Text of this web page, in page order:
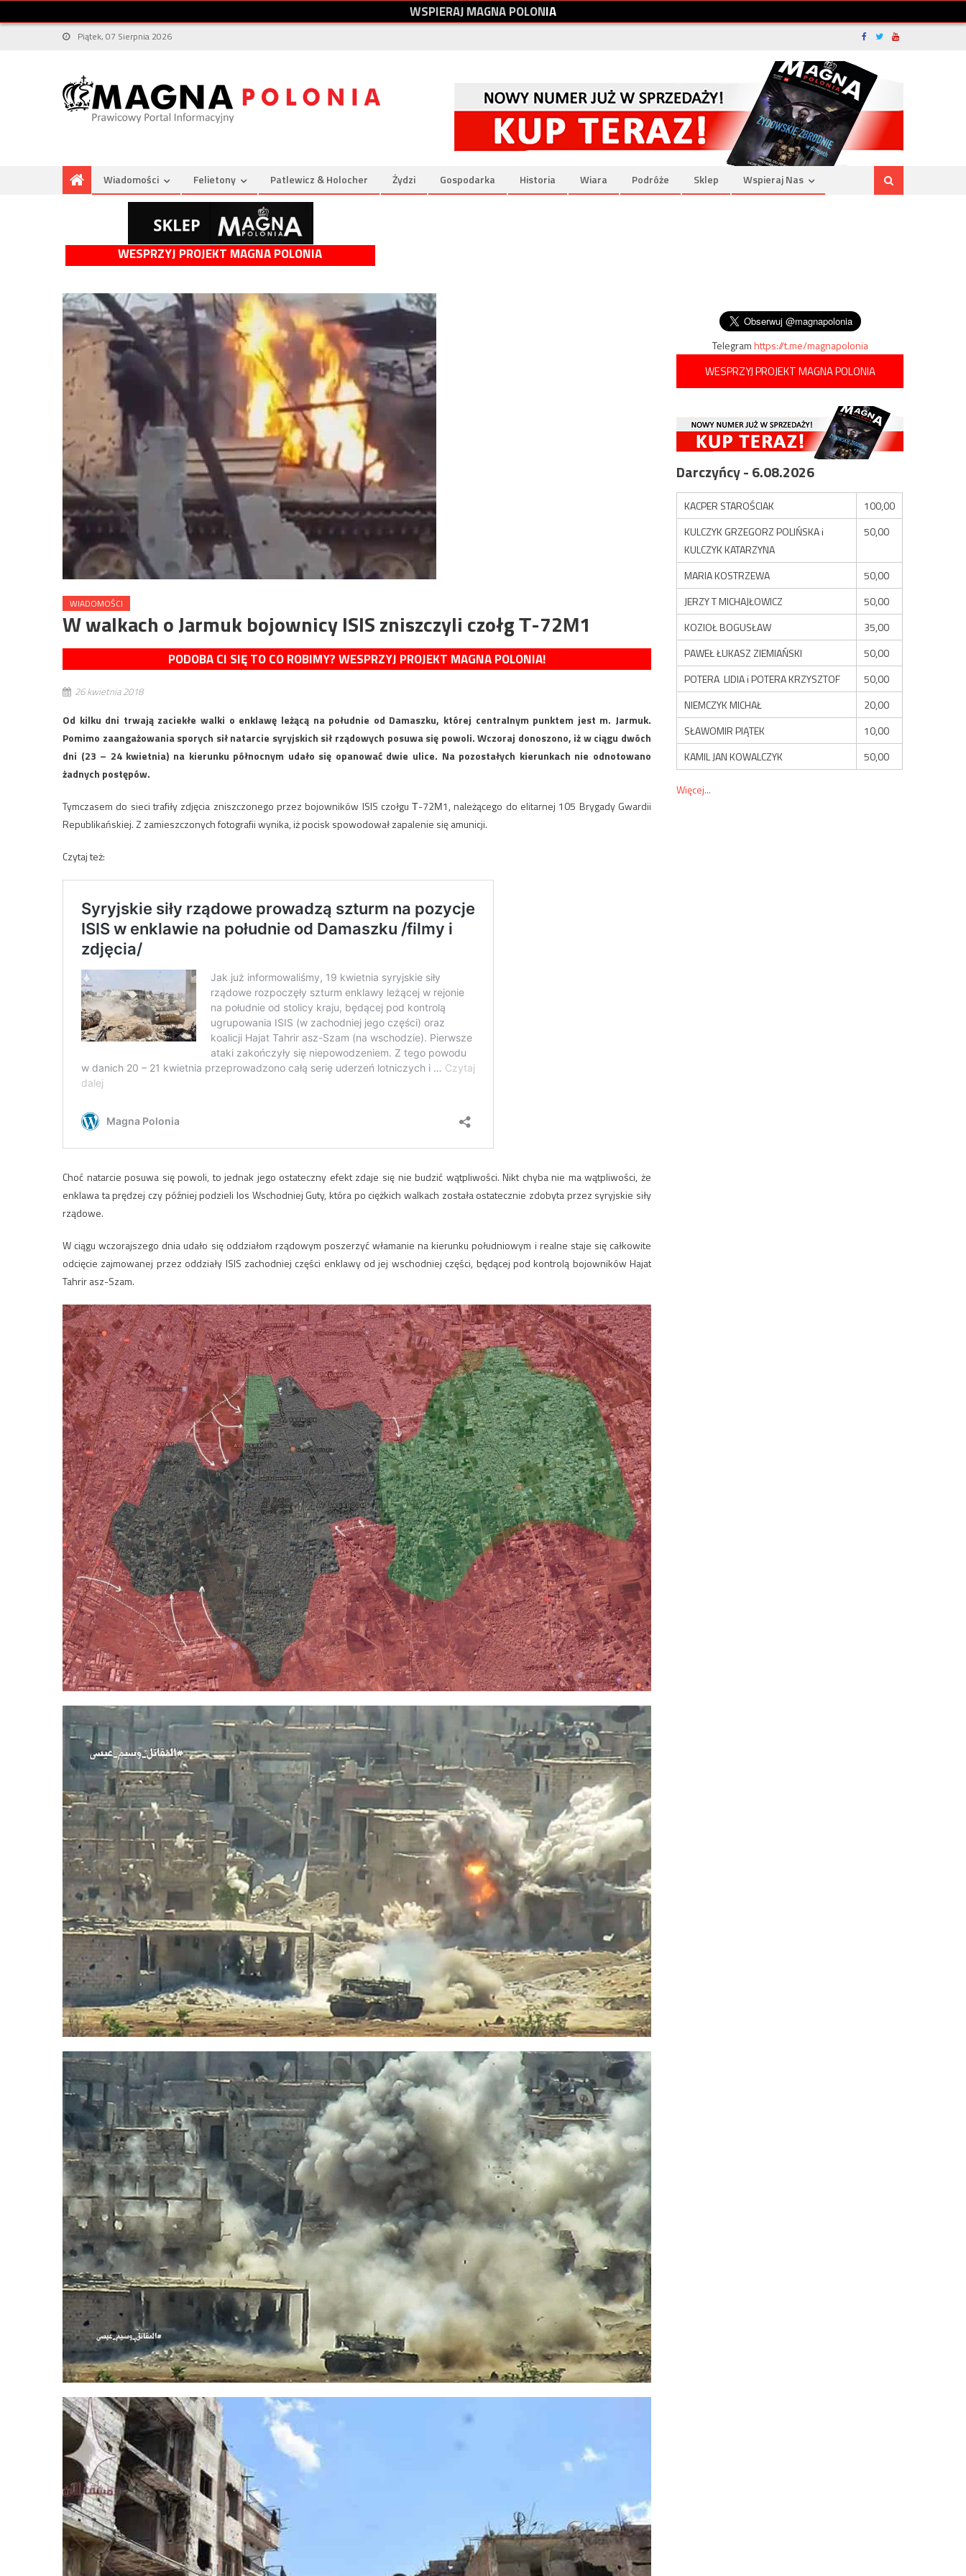
WSPIERAJMAGNAPOLONIA
Piątek, 07 Sierpnia 2026
Wiadomości Felietony Patlewicz & Holocher Żydzi Gospodarka Historia Wiara Podróże Sklep Wspieraj Nas
WESPRZYJ PROJEKT MAGNA POLONIA
WIADOMOŚCI
W walkach o Jarmuk bojownicy ISIS zniszczyli czołg Т-72М1
PODOBA CI SIĘ TO CO ROBIMY? WESPRZYJ PROJEKT MAGNA POLONIA!
26 kwietnia 2018
Od kilku dni trwają zaciekłe walki o enklawę leżącą na południe od Damaszku, której centralnym punktem jest m. Jarmuk.
Pomimo zaangażowania sporych sił natarcie syryjskich sił rządowych posuwa się powoli. Wczoraj donoszono, iż w ciągu dwóch
dni (23 – 24 kwietnia) na kierunku północnym udało się opanować dwie ulice. Na pozostałych kierunkach nie odnotowano
żadnych postępów.
Tymczasem do sieci trafiły zdjęcia zniszczonego przez bojowników ISIS czołgu Т-72М1, należącego do elitarnej 105 Brygady Gwardii
Republikańskiej. Z zamieszczonych fotografii wynika, iż pocisk spowodował zapalenie się amunicji.
Czytaj też:
Choć natarcie posuwa się powoli, to jednak jego ostateczny efekt zdaje się nie budzić wątpliwości. Nikt chyba nie ma wątpliwości, że
enklawa ta prędzej czy później podzieli los Wschodniej Guty, która po ciężkich walkach została ostatecznie zdobyta przez syryjskie siły
rządowe.
W ciągu wczorajszego dnia udało się oddziałom rządowym poszerzyć włamanie na kierunku południowym i realne staje się całkowite
odcięcie zajmowanej przez oddziały ISIS zachodniej części enklawy od jej wschodniej części, będącej pod kontrolą bojowników Hajat
Tahrir asz-Szam.
Telegramhttps://t.me/magnapolonia
WESPRZYJ PROJEKT MAGNA POLONIA
Darczyńcy - 6.08.2026
KACPER STAROŚCIAK
100,00
KULCZYK GRZEGORZ POLIŃSKA i
KULCZYK KATARZYNA
50,00
MARIA KOSTRZEWA
50,00
JERZY T MICHAJŁOWICZ
50,00
KOZIOŁ BOGUSŁAW
35,00
PAWEŁ ŁUKASZ ZIEMIAŃSKI
50,00
POTERA LIDIA i POTERA KRZYSZTOF
50,00
NIEMCZYK MICHAŁ
20,00
SŁAWOMIR PIĄTEK
10,00
KAMIL JAN KOWALCZYK
50,00
Więcej...